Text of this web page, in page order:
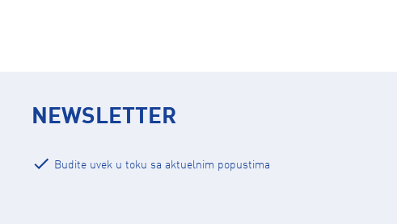
NEWSLETTER
Budite uvek u toku sa aktuelnim popustima